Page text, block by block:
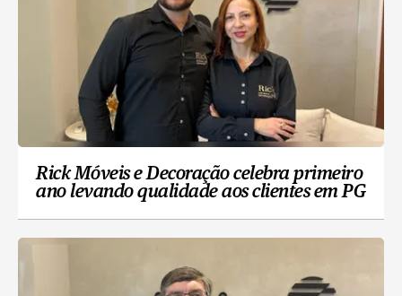
Rick Móveis e Decoração celebra primeiro
ano levando qualidade aos clientes em PG